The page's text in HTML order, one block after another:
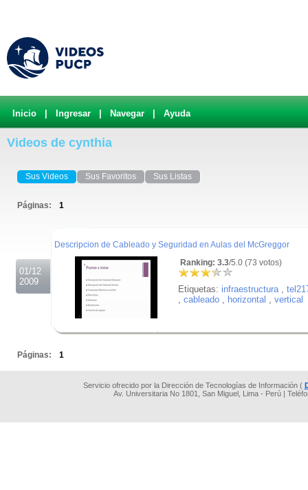
Inicio Ingresar Navegar Ayuda
Videos de cynthia
Sus Videos Sus Favoritos Sus Listas
Páginas: 1
01/12
2009
Descripcion de Cableado y Seguridad en Aulas del McGreggor
Ranking: 3.3/5.0 (73 votos)
Etiquetas: infraestructura
cableado horizontal vertical
Páginas: 1
Servicio ofrecido por la Dirección de Tecnologías de Información (
Av. Universitaria No 1801, San Miguel, Lima - Perú |